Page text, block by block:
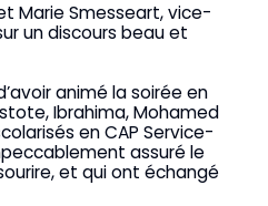
Marie Smesseart, vice-
un discours beau et
animé la soirée en
Ibrahima, Mohamed
en CAP Service-
assuré le
et qui ont échangé